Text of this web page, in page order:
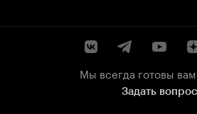
Мы всегда готовы
Задать вопрос